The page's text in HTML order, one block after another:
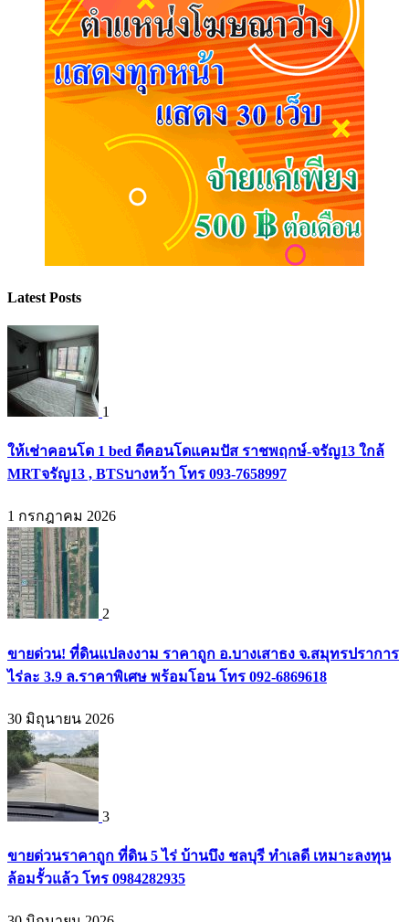
Latest Posts
1
ให้เช่าคอนโด 1 bed ดีคอนโดแคมปัส ราชพฤกษ์-จรัญ13 ใกล้
MRTจรัญ13 , BTSบางหว้า โทร 093-7658997
1 กรกฎาคม 2026
2
ขายด่วน! ที่ดินแปลงงาม ราคาถูก อ.บางเสาธง จ.สมุทรปราการ
ไร่ละ 3.9 ล.ราคาพิเศษ พร้อมโอน โทร 092-6869618
30 มิถุนายน 2026
3
ขายด่วนราคาถูก ที่ดิน 5 ไร่ บ้านบึง ชลบุรี ทำเลดี เหมาะลงทุน
ล้อมรั้วแล้ว โทร 0984282935